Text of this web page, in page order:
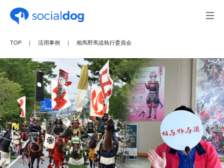
TOP 活用事例 相馬野馬追執行委員会